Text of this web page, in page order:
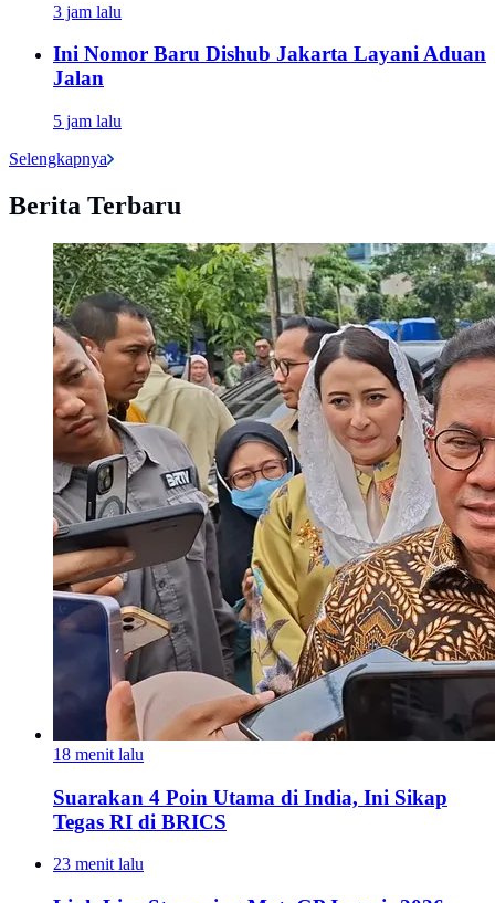
3 jam lalu
Ini Nomor Baru Dishub Jakarta Layani Aduan
Jalan
5 jam lalu
Selengkapnya
Berita Terbaru
18 menit lalu
Suarakan 4 Poin Utama di India, Ini Sikap
Tegas RI di BRICS
23 menit lalu